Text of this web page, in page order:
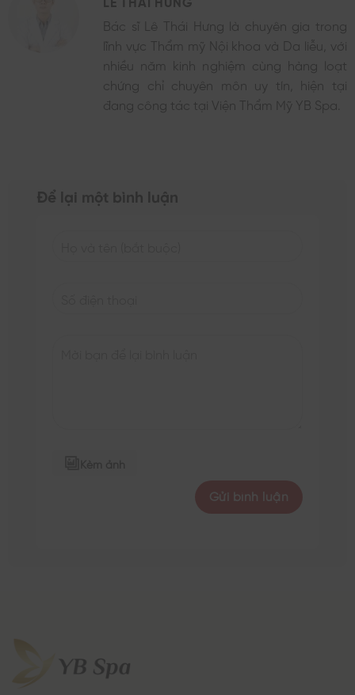
Bác sĩ Lê Thái Hưng là chuyên gia trong
lĩnh vực Thẩm mỹ Nội khoa và Da liễu, với
nhiều năm kinh nghiệm cùng hàng loạt
chứng chỉ chuyên môn uy tín, hiện tại
đang công tác tại Viện Thẩm Mỹ YB Spa.
Để lại một bình luận